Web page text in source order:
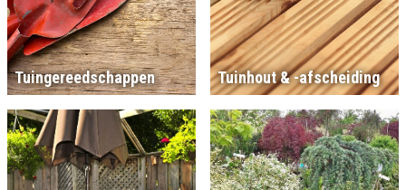
Tuingereedschappen Tuinhout & -afscheiding